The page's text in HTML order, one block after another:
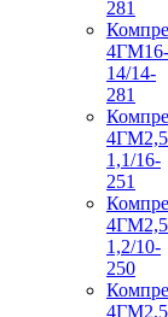
281
4ГМ16-
14/14-
281
1,1/16-
251
1,2/10-
250